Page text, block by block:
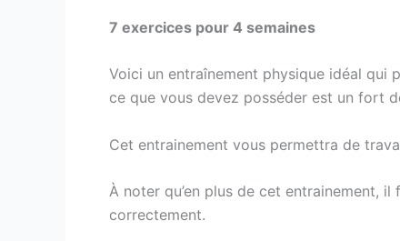
7 exercices pour 4 semaines
Voici un entraînement physique idéal qui
ce que vous devez posséder est un fort
Cet entrainement vous permettra de
À noter qu’en plus de cet entrainement,
correctement.